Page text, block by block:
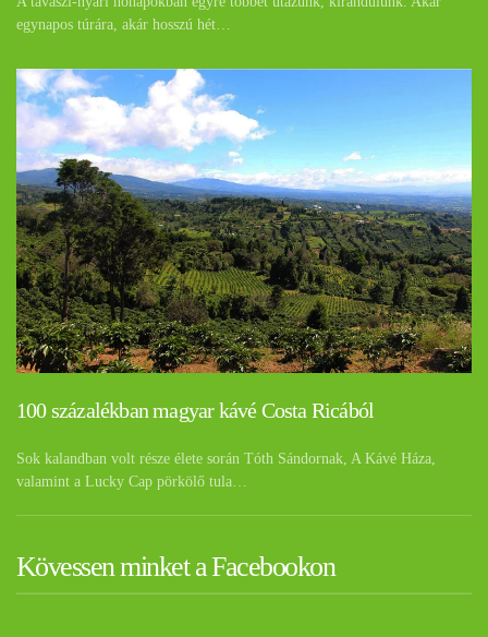
egynapos túrára, akár hosszú hét…
100 százalékban magyar kávé Costa Ricából
Sok kalandban volt része élete során Tóth Sándornak, A Kávé Háza,
valamint a Lucky Cap pörkölő tula…
Kövessen minket a Facebookon